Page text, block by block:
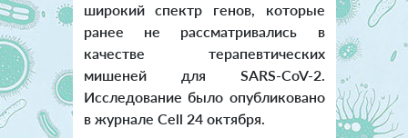
широкий спектр генов, которые
ранее не рассматривались в
качестве терапевтических
мишеней для SARS-CoV-2.
Исследование было опубликовано
в журнале Cell 24 октября.